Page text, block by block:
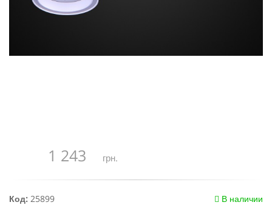
1 243 грн.
В наличии
Код: 25899